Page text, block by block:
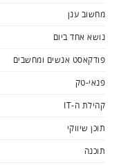
מחשוב ענן
נושא אחד ביום
פודקאסט אנשים ומחשבים
פנאי-טק
קהילת ה-IT
תוכן שיווקי
תוכנה